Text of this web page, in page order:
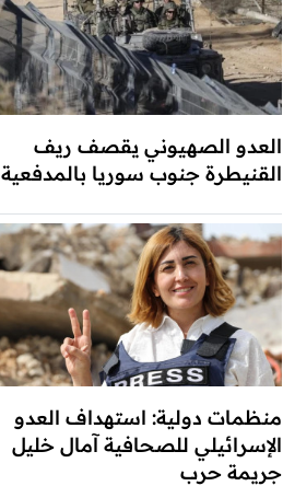
العدو الصهيوني يقصف ريف
القنيطرة جنوب سوريا بالمدفعية
منظمات دولية: استهداف العدو
الإسرائيلي للصحافية آمال خليل
جريمة حرب